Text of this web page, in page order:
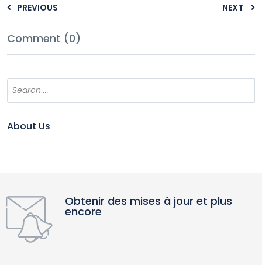
PREVIOUS NEXT
Comment (0)
About Us
Obtenir des mises à jour et plus
encore